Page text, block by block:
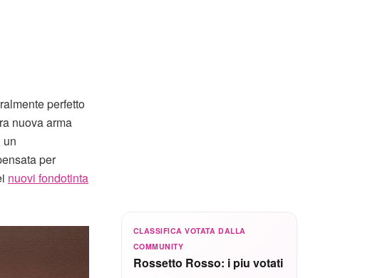
perfetto
nuova arma
un
per
nuovi fondotinta
CLASSIFICA VOTATA DALLA
COMMUNITY
Rossetto Rosso: i piu votati